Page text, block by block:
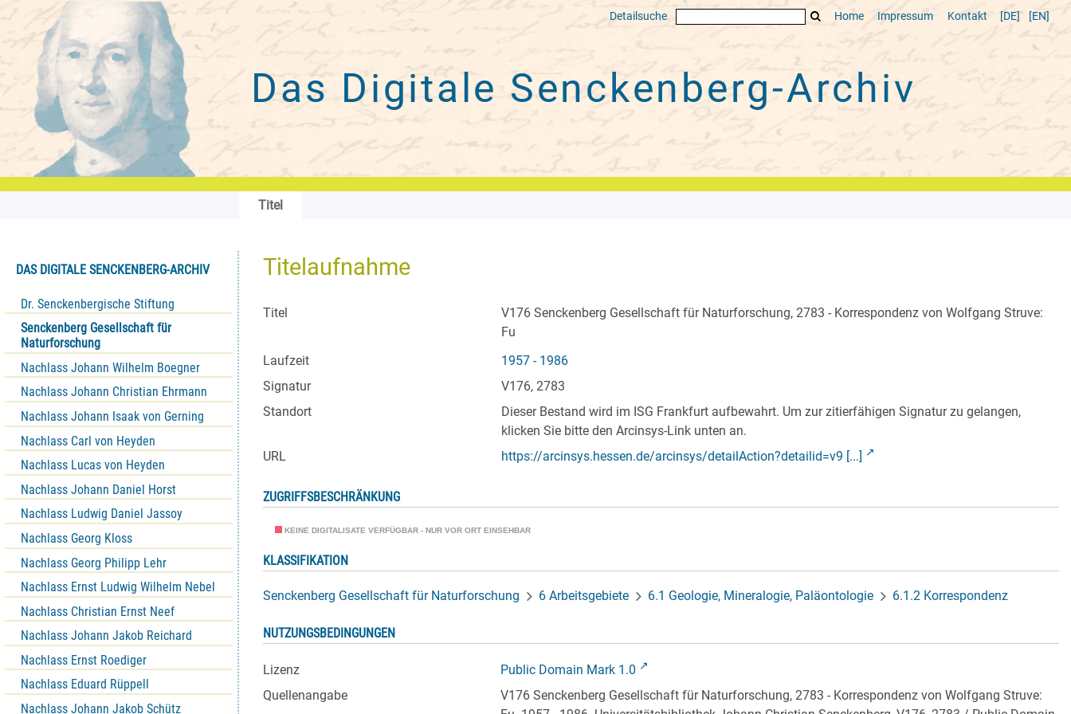
Detailsuche Home Impressum Kontakt [DE] [EN]
Das Digitale Senckenberg-Archiv
Titel
DAS DIGITALE SENCKENBERG-ARCHIV
Dr. Senckenbergische Stiftung
Senckenberg Gesellschaft für
Naturforschung
Nachlass Johann Wilhelm Boegner
Nachlass Johann Christian Ehrmann
Nachlass Johann Isaak von Gerning
Nachlass Carl von Heyden
Nachlass Lucas von Heyden
Nachlass Johann Daniel Horst
Nachlass Ludwig Daniel Jassoy
Nachlass Georg Kloss
Nachlass Georg Philipp Lehr
Nachlass Ernst Ludwig Wilhelm Nebel
Nachlass Christian Ernst Neef
Nachlass Johann Jakob Reichard
Nachlass Ernst Roediger
Nachlass Eduard Rüppell
Nachlass Johann Jakob Schütz
Titelaufnahme
Titel
V176 Senckenberg Gesellschaft für Naturforschung, 2783 - Korrespondenz von Wolfgang Struve:
Fu
Laufzeit
1957 - 1986
Signatur
V176, 2783
Standort
Dieser Bestand wird im ISG Frankfurt aufbewahrt. Um zur zitierfähigen Signatur zu gelangen,
klicken Sie bitte den Arcinsys-Link unten an.
URL
https://arcinsys.hessen.de/arcinsys/detailAction?detailid=v9 [...]
ZUGRIFFSBESCHRÄNKUNG
KEINE DIGITALISATE VERFÜGBAR - NUR VOR ORT EINSEHBAR
KLASSIFIKATION
Senckenberg Gesellschaft für Naturforschung 6 Arbeitsgebiete 6.1 Geologie, Mineralogie, Paläontologie 6.1.2 Korrespondenz
NUTZUNGSBEDINGUNGEN
Lizenz
Public Domain Mark 1.0
Quellenangabe
V176 Senckenberg Gesellschaft für Naturforschung, 2783 - Korrespondenz von Wolfgang Struve: